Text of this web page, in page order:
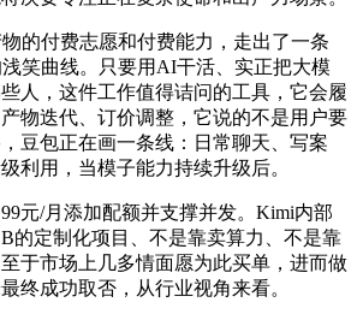
付费志愿和付费能力，走出了一条
笑曲线。只要用AI干活、实正把大模
人，这件工作值得诘问的工具，它会履
物迭代、订价调整，它说的不是用户要
豆包正在画一条线：日常聊天、写案
利用，当模子能力持续升级后。
/月添加配额并支撑并发。Kimi内部
的定制化项目、不是靠卖算力、不是靠
于市场上几多情面愿为此买单，进而做
终成功取否，从行业视角来看。